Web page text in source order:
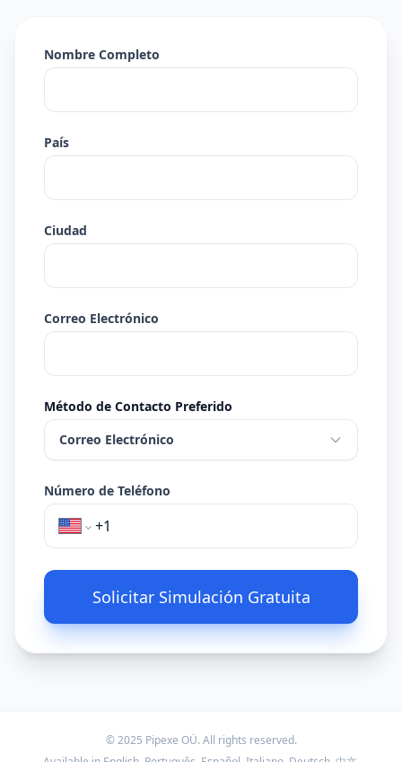
Nombre Completo
País
Ciudad
Correo Electrónico
Método de Contacto Preferido
Correo Electrónico
Número de Teléfono
Solicitar Simulación Gratuita
© 2025 Pipexe OÜ. All rights reserved.